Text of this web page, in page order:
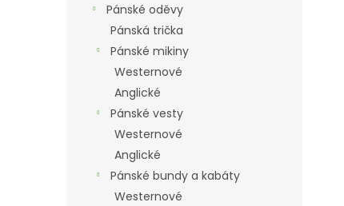
Pánské oděvy
Pánská trička
Pánské mikiny
Westernové
Anglické
Pánské vesty
Westernové
Anglické
Pánské bundy a kabáty
Westernové